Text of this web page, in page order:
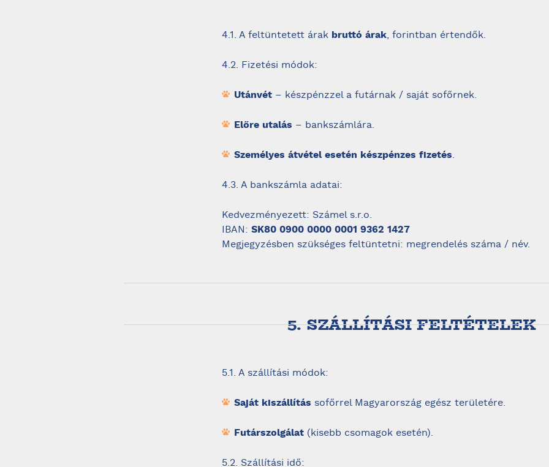
4.1. A feltüntetett árak bruttó árak, forintban értendők.
4.2. Fizetési módok:
Utánvét – készpénzzel a futárnak / saját sofőrnek.
Előre utalás – bankszámlára.
Személyes átvétel esetén készpénzes fizetés.
4.3. A bankszámla adatai:
Kedvezményezett: Számel s.r.o.
IBAN: SK80 0900 0000 0001 9362 1427
Megjegyzésben szükséges feltüntetni: megrendelés száma / név.
5. SZÁLLÍTÁSI FELTÉTELEK
5.1. A szállítási módok:
Saját kiszállítás sofőrrel Magyarország egész területére.
Futárszolgálat (kisebb csomagok esetén).
5.2. Szállítási idő: